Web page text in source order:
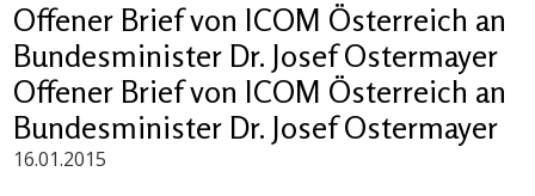
Offener Brief von ICOM Österreich an
Bundesminister Dr. Josef Ostermayer
Offener Brief von ICOM Österreich an
Bundesminister Dr. Josef Ostermayer
16.01.2015